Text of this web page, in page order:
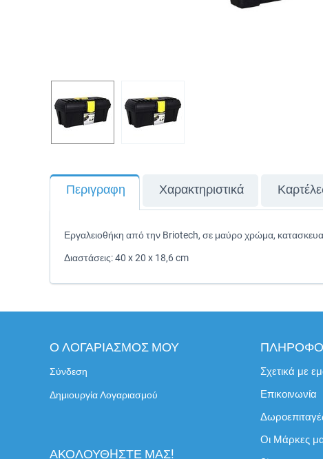
Περιγραφη Χαρακτηριστικά
Εργαλειοθήκη από την Briotech, σε μαύρο χρώμα,
Διαστάσεις: 40 x 20 x 18,6 cm
Ο ΛΟΓΑΡΙΑΣΜΟΣ ΜΟΥ
Σύνδεση
Δημιουργία Λογαριασμού
ΑΚΟΛΟΥΘHΣΤΕ ΜΑΣ!
Σχετικά με
Επικοινωνία
Οι Μάρκες